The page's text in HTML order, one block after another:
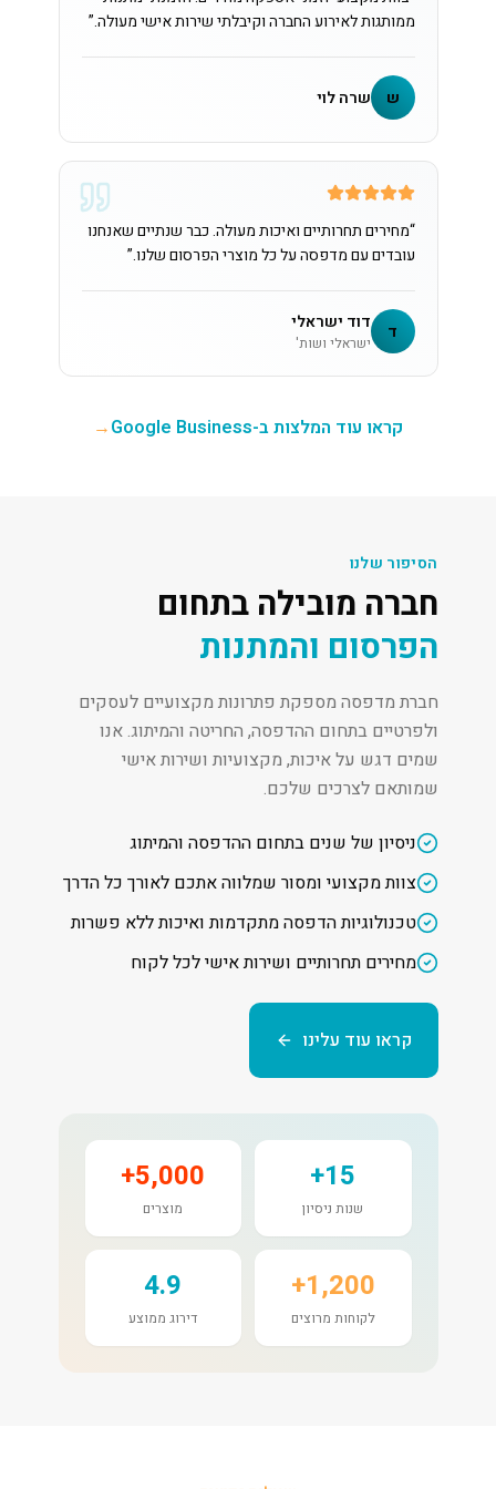
ממותגות לאירוע החברה וקיבלתי שירות אישי מעולה.”
ש שרה לוי
“מחירים תחרותיים ואיכות מעולה. כבר שנתיים שאנחנו
עובדים עם מדפסה על כל מוצרי הפרסום שלנו.”
ד דוד ישראלי
ישראלי ושות'
קראו עוד המלצות ב-Google Business →
הסיפור שלנו
חברה מובילה בתחום
הפרסום והמתנות
חברת מדפסה מספקת פתרונות מקצועיים לעסקים
ולפרטיים בתחום ההדפסה, החריטה והמיתוג. אנו
שמים דגש על איכות, מקצועיות ושירות אישי
שמותאם לצרכים שלכם.
ניסיון של שנים בתחום ההדפסה והמיתוג
צוות מקצועי ומסור שמלווה אתכם לאורך כל הדרך
טכנולוגיות הדפסה מתקדמות ואיכות ללא פשרות
מחירים תחרותיים ושירות אישי לכל לקוח
קראו עוד עלינו
15+
שנות ניסיון
5,000+
מוצרים
1,200+
לקוחות מרוצים
4.9
דירוג ממוצע